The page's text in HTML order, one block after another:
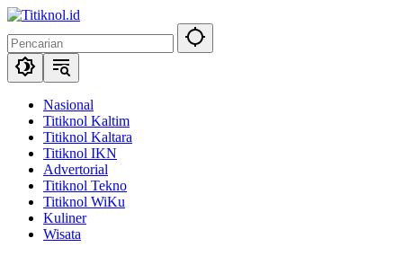
Langsung
konten
Nasional
Titiknol Kaltim
Titiknol Kaltara
Titiknol IKN
Advertorial
Titiknol Tekno
Titiknol WiKu
Kuliner
Wisata